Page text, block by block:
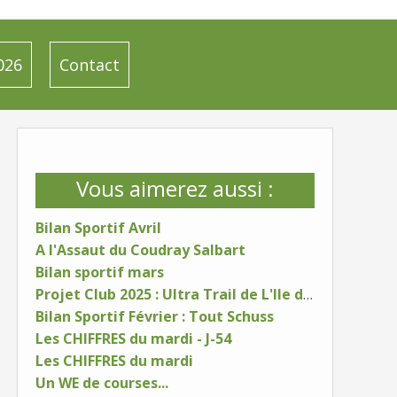
Contact
Vous aimerez aussi :
Bilan Sportif Avril
A l'Assaut du Coudray Salbart
Bilan sportif mars
Projet Club 2025 : Ultra Trail de L'Ile d'Oléron
Bilan Sportif Février : Tout Schuss
Les CHIFFRES du mardi - J-54
Les CHIFFRES du mardi
Un WE de courses...